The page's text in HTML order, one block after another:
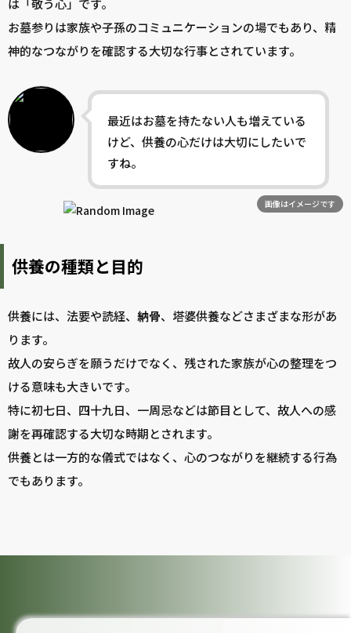
は「敬う心」です。
お墓参りは家族や子孫のコミュニケーションの場でもあり、精
神的なつながりを確認する大切な行事とされています。
最近はお墓を持たない人も増えている
けど、供養の心だけは大切にしたいで
すね。
画像はイメージです
供養の種類と目的
供養には、法要や読経、 納骨、塔婆供養などさまざまな形があ
ります。
故人の安らぎを願うだけでなく、残された家族が心の整理をつ
ける意味も大きいです。
特に初七日、四十九日、一周忌などは節目として、故人への感
謝を再確認する大切な時期とされます。
供養とは一方的な儀式ではなく、心のつながりを継続する行為
でもあります。